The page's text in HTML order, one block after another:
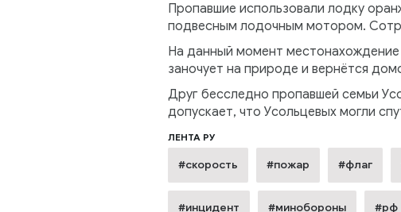
Пропавшие использовали лодку
подвесным лодочным мотором.
На данный момент местонахождение
заночует на природе и вернётся
Друг бесследно пропавшей семьи
допускает, что Усольцевых могли
ЛЕНТА РУ
#скорость #пожар #флаг
#инцидент #минобороны #рф